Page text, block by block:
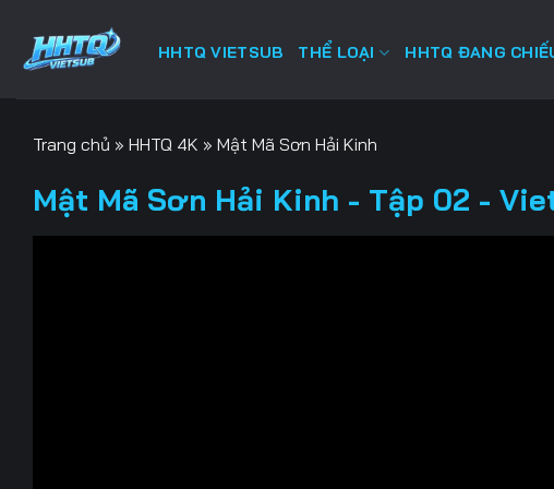
HHTQ VIETSUB THỂ LOẠI HHTQ ĐANG
Trang chủ » HHTQ 4K » Mật Mã Sơn Hải Kinh
Mật Mã Sơn Hải Kinh - Tập 02 -